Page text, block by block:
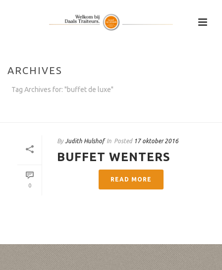
ARCHIVES
Tag Archives for: "buffet de luxe"
0
By Judith Hulshof In Posted 17 oktober 2016
BUFFET WENTERS
READ MORE